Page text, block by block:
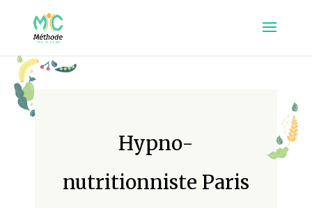
Hypno-
nutritionniste Paris